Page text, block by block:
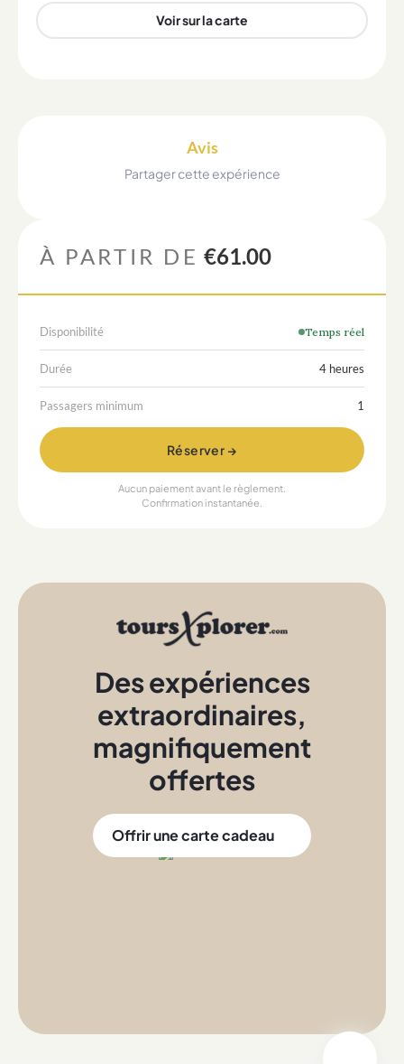
Voir sur la carte
Avis
Partager cette expérience
À PARTIR DE €61.00
Disponibilité Temps réel
Durée 4 heures
Passagers minimum 1
Réserver →
Aucun paiement avant le règlement.
Confirmation instantanée.
Des expériences
extraordinaires,
magnifiquement
offertes
Offrir une carte cadeau